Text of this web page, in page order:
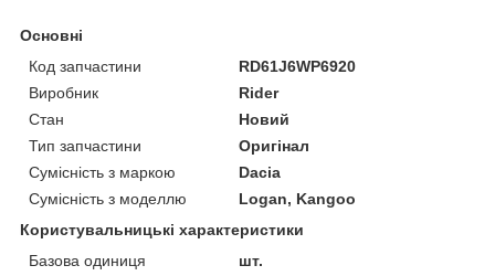
Основні
Код запчастини
RD61J6WP6920
Виробник
Rider
Стан
Новий
Тип запчастини
Оригінал
Сумісність з маркою
Dacia
Сумісність з моделлю
Logan, Kangoo
Користувальницькі характеристики
Базова одиниця
шт.